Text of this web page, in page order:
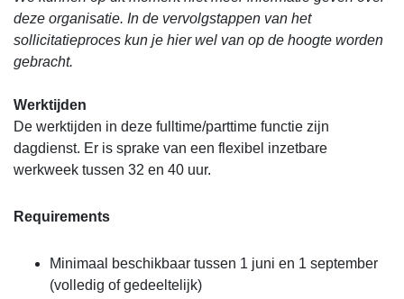
deze organisatie. In de vervolgstappen van het
sollicitatieproces kun je hier wel van op de hoogte worden
gebracht.
Werktijden
De werktijden in deze fulltime/parttime functie zijn
dagdienst. Er is sprake van een flexibel inzetbare
werkweek tussen 32 en 40 uur.
Requirements
Minimaal beschikbaar tussen 1 juni en 1 september
(volledig of gedeeltelijk)